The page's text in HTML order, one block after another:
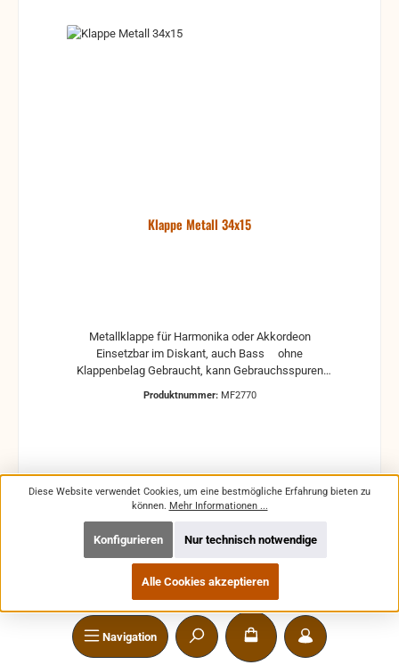
Navigation
Klappe Metall 34x15
Metallklappe für Harmonika oder Akkordeon
Einsetzbar im Diskant, auch Bass ohne
Klappenbelag Gebraucht, kann Gebrauchsspuren
Produktnummer: MF2770
Regulärer Preis:
1,59 €
Preise inkl. MwSt. zzgl. Versandkosten
Diese Website verwendet Cookies, um eine bestmögliche Erfahrung bieten zu
können. Mehr Informationen ...
Nur technisch notwendige
Konfigurieren
Alle Cookies akzeptieren